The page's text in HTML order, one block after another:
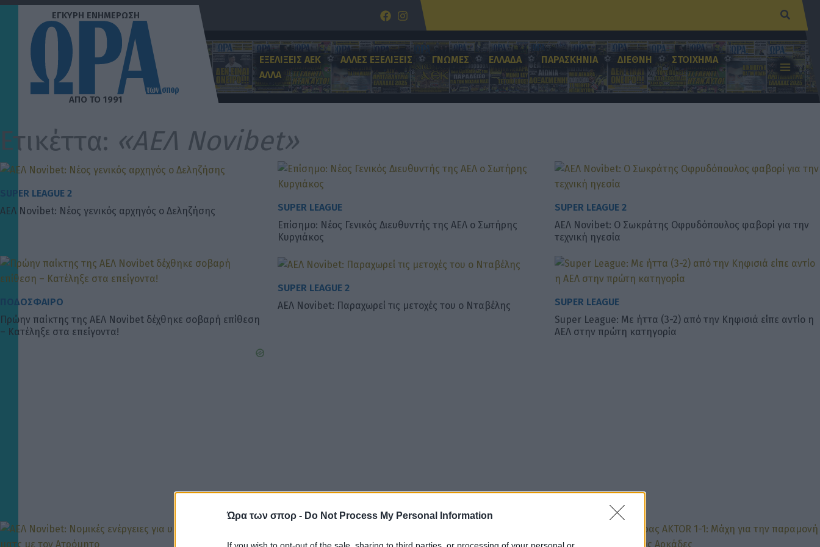
Ώρα των σπορ - Do Not Process My Personal Information
If you wish to opt-out of the sale, sharing to third parties, or processing of your personal or
Μετάβαση
περιεχόμενο
ΕΞΕΛΙΞΕΙΣ ΑΕΚ ΑΛΛΕΣ ΕΞΕΛΙΞΕΙΣ ΓΝΩΜΕΣ ΕΛΛΑΔΑ ΠΑΡΑΣΚΗΝΙΑ ΔΙΕΘΝΗ
ΣΤΟΙΧΗΜΑ
ΑΛΛΑ
Ετικέττα: «ΑΕΛ Novibet»
SUPER LEAGUE 2
ΑΕΛ Novibet: Νέος γενικός αρχηγός ο Δεληζήσης
SUPER LEAGUE
Επίσημο: Νέος Γενικός Διευθυντής της ΑΕΛ ο Σωτήρης
Κυργιάκος
SUPER LEAGUE 2
ΑΕΛ Novibet: Ο Σωκράτης Οφρυδόπουλος φαβορί για την
τεχνική ηγεσία
ΠΟΔΟΣΦΑΙΡΟ
Πρώην παίκτης της ΑΕΛ Novibet δέχθηκε σοβαρή επίθεση
– Κατέληξε στα επείγοντα!
SUPER LEAGUE 2
ΑΕΛ Novibet: Παραχωρεί τις μετοχές του ο Νταβέλης
SUPER LEAGUE
Super League: Με ήττα (3-2) από την Κηφισιά είπε αντίο η
ΑΕΛ στην πρώτη κατηγορία